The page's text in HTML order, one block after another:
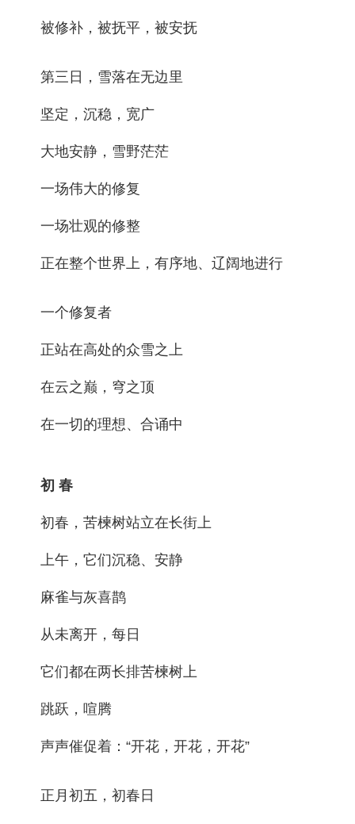
被修补，被抚平，被安抚
第三日，雪落在无边里
坚定，沉稳，宽广
大地安静，雪野茫茫
一场伟大的修复
一场壮观的修整
正在整个世界上，有序地、辽阔地进行
一个修复者
正站在高处的众雪之上
在云之巅，穹之顶
在一切的理想、合诵中
初 春
初春，苦楝树站立在长街上
上午，它们沉稳、安静
麻雀与灰喜鹊
从未离开，每日
它们都在两长排苦楝树上
跳跃，喧腾
声声催促着：“开花，开花，开花”
正月初五，初春日